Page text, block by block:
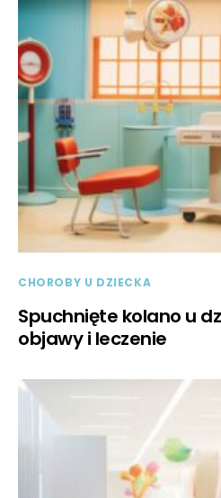
CHOROBY U DZIECKA
Spuchnięte kolano u
objawy i leczenie